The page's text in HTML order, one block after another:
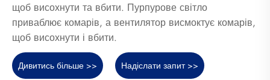
щоб висохнути та вбити. Пурпурове світло
приваблює комарів, а вентилятор висмоктує комарів,
щоб висохнути і вбити.
Дивитись більше >> Надіслати запит >>